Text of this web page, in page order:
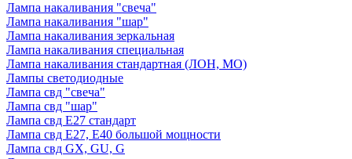
Лампа накаливания "свеча"
Лампа накаливания "шар"
Лампа накаливания зеркальная
Лампа накаливания специальная
Лампа накаливания стандартная (ЛОН, МО)
Лампы светодиодные
Лампа свд "свеча"
Лампа свд "шар"
Лампа свд E27 стандарт
Лампа свд E27, Е40 большой мощности
Лампа свд GX, GU, G